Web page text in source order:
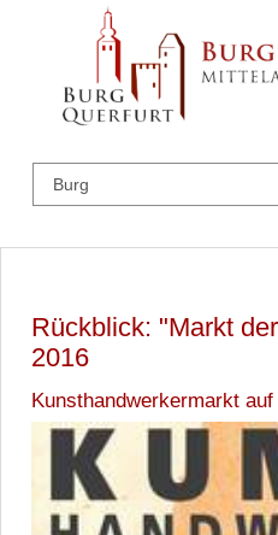
Rückblick: "Markt
2016
Kunsthandwerkermarkt